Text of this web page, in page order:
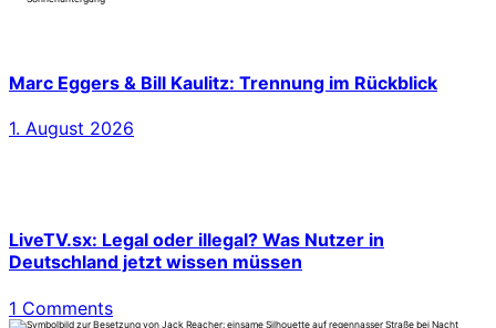
Marc Eggers & Bill Kaulitz: Trennung im Rückblick
1. August 2026
LiveTV.sx: Legal oder illegal? Was Nutzer in
Deutschland jetzt wissen müssen
1 Comments